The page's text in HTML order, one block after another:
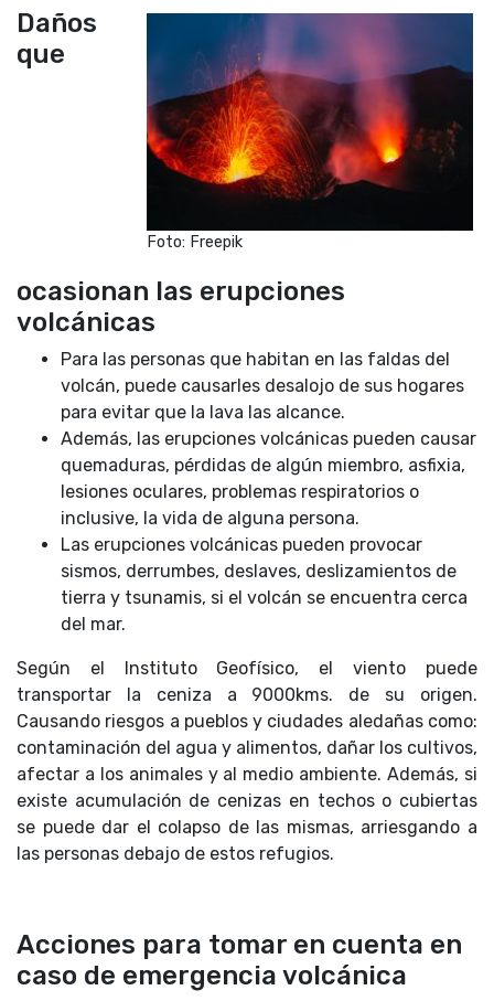
Foto: Freepik
Daños
que
ocasionan las erupciones
volcánicas
Para las personas que habitan en las faldas del
volcán, puede causarles desalojo de sus hogares
para evitar que la lava las alcance.
Además, las erupciones volcánicas pueden causar
quemaduras, pérdidas de algún miembro, asfixia,
lesiones oculares, problemas respiratorios o
inclusive, la vida de alguna persona.
Las erupciones volcánicas pueden provocar
sismos, derrumbes, deslaves, deslizamientos de
tierra y tsunamis, si el volcán se encuentra cerca
del mar.
Según el Instituto Geofísico, el viento puede
transportar la ceniza a 9000kms. de su origen.
Causando riesgos a pueblos y ciudades aledañas como:
contaminación del agua y alimentos, dañar los cultivos,
afectar a los animales y al medio ambiente. Además, si
existe acumulación de cenizas en techos o cubiertas
se puede dar el colapso de las mismas, arriesgando a
las personas debajo de estos refugios.
Acciones para tomar en cuenta en
caso de emergencia volcánica